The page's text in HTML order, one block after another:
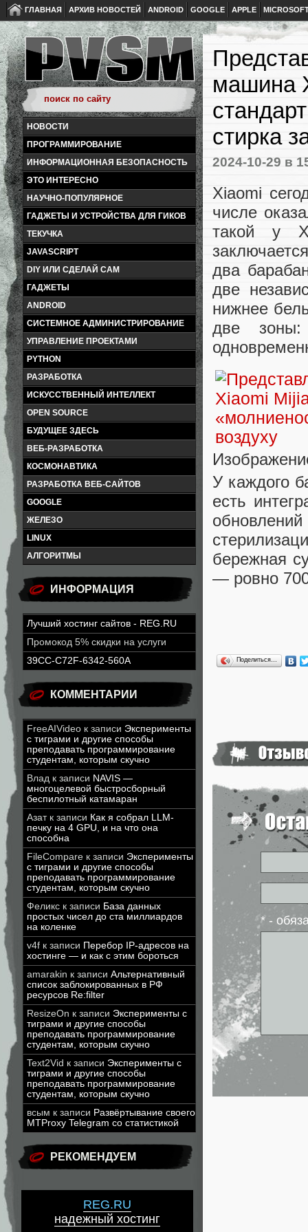
ГЛАВНАЯ АРХИВ НОВОСТЕЙ ANDROID GOOGLE APPLE
НОВОСТИ
ПРОГРАММИРОВАНИЕ
ИНФОРМАЦИОННАЯ БЕЗОПАСНОСТЬ
ЭТО ИНТЕРЕСНО
НАУЧНО-ПОПУЛЯРНОЕ
ГАДЖЕТЫ И УСТРОЙСТВА ДЛЯ ГИКОВ
ТЕКУЧКА
JAVASCRIPT
DIY ИЛИ СДЕЛАЙ САМ
ГАДЖЕТЫ
ANDROID
СИСТЕМНОЕ АДМИНИСТРИРОВАНИЕ
УПРАВЛЕНИЕ ПРОЕКТАМИ
PYTHON
РАЗРАБОТКА
ИСКУССТВЕННЫЙ ИНТЕЛЛЕКТ
OPEN SOURCE
БУДУЩЕЕ ЗДЕСЬ
ВЕБ-РАЗРАБОТКА
КОСМОНАВТИКА
РАЗРАБОТКА ВЕБ-САЙТОВ
GOOGLE
ЖЕЛЕЗО
LINUX
АЛГОРИТМЫ
ИНФОРМАЦИЯ
Лучший хостинг сайтов - REG.RU
Промокод 5% скидки на услуги
39CC-C72F-6342-560A
КОММЕНТАРИИ
FreeAIVideo к записи Эксперименты
с тиграми и другие способы
преподавать программирование
студентам, которым скучно
Влад к записи NAVIS —
многоцелевой быстросборный
беспилотный катамаран
Азатк записи Как я собрал LLM-
печку на 4 GPU, и на что она
способна
FileCompare к записи Эксперименты
с тиграми и другие способы
преподавать программирование
студентам, которым скучно
Феликс к записи База данных
простых чисел до ста миллиардов
на коленке
v4f к записи Перебор IP-адресов на
хостинге — и как с этим бороться
amarakin к записи Альтернативный
список заблокированных в РФ
ресурсов Re:filter
ResizeOn к записи Эксперименты с
тиграми и другие способы
преподавать программирование
студентам, которым скучно
Text2Vid к записи Эксперименты с
тиграми и другие способы
преподавать программирование
студентам, которым скучно
всым к записи Развёртывание своего
MTProxy Telegram со статистикой
РЕКОМЕНДУЕМ
REG.RU
надежный хостинг
машина
стирка
2024-10-29 в
Xiaomi
числе
такой у
два
две
нижнее
две
У каждого
есть
бережная
— ровно
Поделиться…
* -